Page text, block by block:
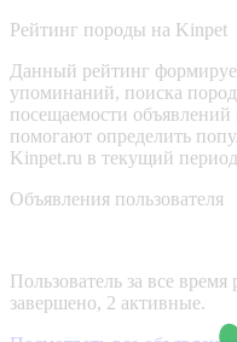
Рейтинг породы на Kinpet
Данный рейтинг
упоминаний, поиска
посещаемости
помогают определить
Kinpet.ru в текущий
Объявления пользователя
Пользователь за все
завершено, 2 активные.